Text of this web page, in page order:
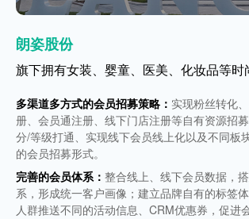
飞亚达
珠宝腕表行业
构建虚实融合的客户触点应用场景，实
准营销；
实现飞亚达品牌全渠道客户数据的管理
会员制度建设，包括等级积分规则制定及
建；
……
朗姿股份
旗下拥有女装、婴童、医美、化妆品等时
多渠道多方式的会员招募策略： 实现粉丝转化
册、会员通注册、线下门店注册等自有资源招
分/等级打通、实现线下会员线上化以及不同板
的会员招募形式。
完善的会员体系： 整合线上、线下会员数据，
系，形成统一客户画像；建立品牌自有的标签
人群推送不同的活动信息、CRM优惠券，促进
飞亚达
珠宝腕表行业
构建虚实融合的客户触点应用场景，实
准营销；
实现飞亚达品牌全渠道客户数据的管理
会员制度建设，包括等级积分规则制定及
建；
……
朗姿股份
旗下拥有女装、婴童、医美、化妆品等时
多渠道多方式的会员招募策略： 实现粉丝转化
册、会员通注册、线下门店注册等自有资源招
分/等级打通、实现线下会员线上化以及不同板
的会员招募形式。
完善的会员体系： 整合线上、线下会员数据，
系，形成统一客户画像；建立品牌自有的标签
人群推送不同的活动信息、CRM优惠券，促进